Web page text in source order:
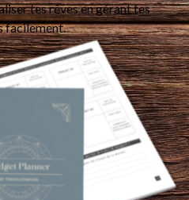
tes rêves en gérant tes
facilement.